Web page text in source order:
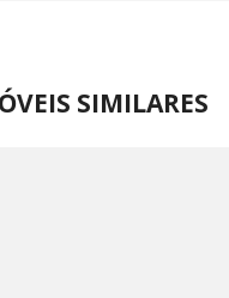
SIMILARES